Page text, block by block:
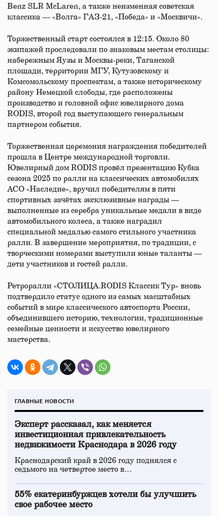
Benz SLR McLaren, а также неизменная советская
классика — «Волга» ГАЗ-21, «Победа» и «Москвичи».
Торжественный старт состоялся в 12:15. Около 80
экипажей проследовали по знаковым местам столицы:
набережным Яузы и Москвы-реки, Таганской
площади, территории МГУ, Кутузовскому и
Комсомольскому проспектам, а также историческому
району Немецкой слободы, где расположены
производство и головной офис ювелирного дома
RODIS, второй год выступающего генеральным
партнером события.
Торжественная церемония награждения победителей
прошла в Центре международной торговли.
Ювелирный дом RODIS провёл презентацию Кубка
сезона 2025 по ралли на классических автомобилях
АСО «Наследие», вручил победителям в пяти
спортивных зачётах эксклюзивные награды —
выполненные из серебра уникальные медали в виде
автомобильного колеса, а также наградил
специальной медалью самого стильного участника
ралли. В завершение мероприятия, по традиции, с
творческими номерами выступили юные таланты —
дети участников и гостей ралли.
Ретроралли «СТОЛИЦА.RODIS Классик Тур» вновь
подтвердило статус одного из самых масштабных
событий в мире классического автоспорта России,
объединившего историю, технологии, традиционные
семейные ценности и искусство ювелирного
мастерства.
ГЛАВНЫЕ НОВОСТИ
Эксперт рассказал, как меняется
инвестиционная привлекательность
недвижимости Краснодара в 2026 году
Краснодарский край в 2026 году поднялся с
седьмого на четвертое место в…
55% екатеринбуржцев хотели бы улучшить
свое рабочее место